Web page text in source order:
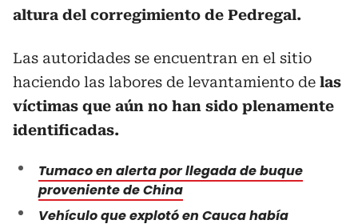
altura del corregimiento de Pedregal.
Las autoridades se encuentran en el sitio
haciendo las labores de levantamiento de las
víctimas que aún no han sido plenamente
identificadas.
Tumaco en alerta por llegada de buque
proveniente de China
Vehículo que explotó en Cauca había